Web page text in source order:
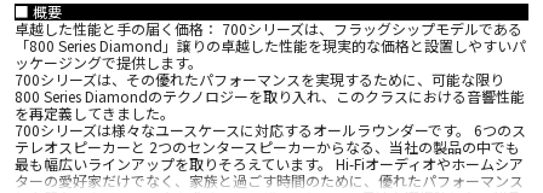
■ 概要
卓越した性能と手の届く価格： 700シリーズは、フラッグシップモデルである
「800 Series Diamond」譲りの卓越した性能を現実的な価格と設置しやすいパ
ッケージングで提供します。
700シリーズは、その優れたパフォーマンスを実現するために、可能な限り
800 Series Diamondのテクノロジーを取り入れ、このクラスにおける音響性能
を再定義してきました。
700シリーズは様々なユースケースに対応するオールラウンダーです。 6つのス
テレオスピーカーと 2つのセンタースピーカーからなる、当社の製品の中でも
最も幅広いラインアップを取りそろえています。 Hi-Fiオーディオやホームシア
ターの愛好家だけでなく、家族と過ごす時間のために、優れたパフォーマンス